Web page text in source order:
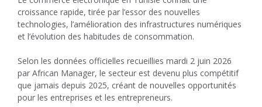
croissance rapide, tirée par l’essor des nouvelles
technologies, l’amélioration des infrastructures numériques
et l’évolution des habitudes de consommation.
Selon les données officielles recueillies mardi 2 juin 2026
par African Manager, le secteur est devenu plus compétitif
que jamais depuis 2025, créant de nouvelles opportunités
pour les entreprises et les entrepreneurs.